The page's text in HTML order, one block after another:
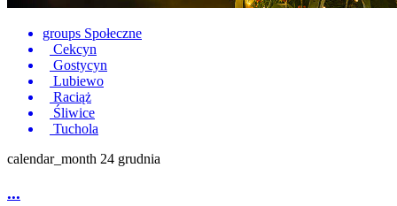
groups Społeczne
Cekcyn
Gostycyn
Lubiewo
Raciąż
Śliwice
Tuchola
calendar_month 24 grudnia
...